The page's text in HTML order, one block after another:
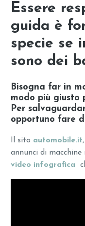
Essere
guida è
specie se
sono dei
Bisogna far in
modo più giusto
Per
opportuno fare
Il sito automobile.it
annunci di
video infografica